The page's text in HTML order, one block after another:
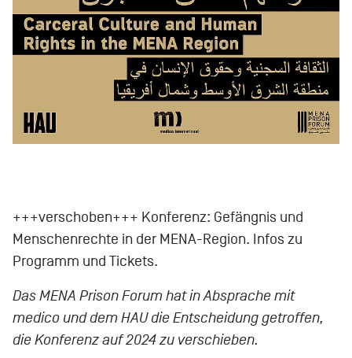
+++verschoben+++ Konferenz: Gefängnis und
Menschenrechte in der MENA-Region. Infos zu
Programm und Tickets.
Das MENA Prison Forum hat in Absprache mit
medico und dem HAU die Entscheidung getroffen,
die Konferenz auf 2024 zu verschieben.